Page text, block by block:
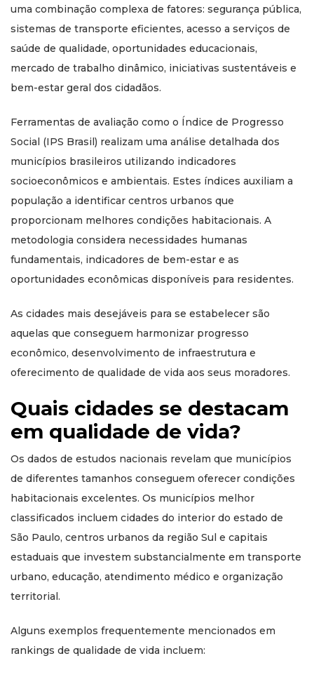
uma combinação complexa de fatores: segurança pública,
sistemas de transporte eficientes, acesso a serviços de
saúde de qualidade, oportunidades educacionais,
mercado de trabalho dinâmico, iniciativas sustentáveis e
bem-estar geral dos cidadãos.
Ferramentas de avaliação como o Índice de Progresso
Social (IPS Brasil) realizam uma análise detalhada dos
municípios brasileiros utilizando indicadores
socioeconômicos e ambientais. Estes índices auxiliam a
população a identificar centros urbanos que
proporcionam melhores condições habitacionais. A
metodologia considera necessidades humanas
fundamentais, indicadores de bem-estar e as
oportunidades econômicas disponíveis para residentes.
As cidades mais desejáveis para se estabelecer são
aquelas que conseguem harmonizar progresso
econômico, desenvolvimento de infraestrutura e
oferecimento de qualidade de vida aos seus moradores.
Quais cidades se destacam
em qualidade de vida?
Os dados de estudos nacionais revelam que municípios
de diferentes tamanhos conseguem oferecer condições
habitacionais excelentes. Os municípios melhor
classificados incluem cidades do interior do estado de
São Paulo, centros urbanos da região Sul e capitais
estaduais que investem substancialmente em transporte
urbano, educação, atendimento médico e organização
territorial.
Alguns exemplos frequentemente mencionados em
rankings de qualidade de vida incluem: